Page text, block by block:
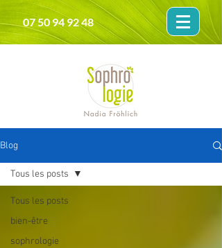
07 50 94 92 48
Blog
Tous les posts
bien-être
sophrologie
Tous les posts